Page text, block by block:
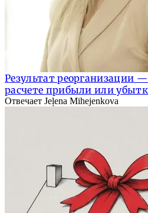
Результат реорганизации
расчете прибыли или
Отвечает Jeļena Mihejenkova